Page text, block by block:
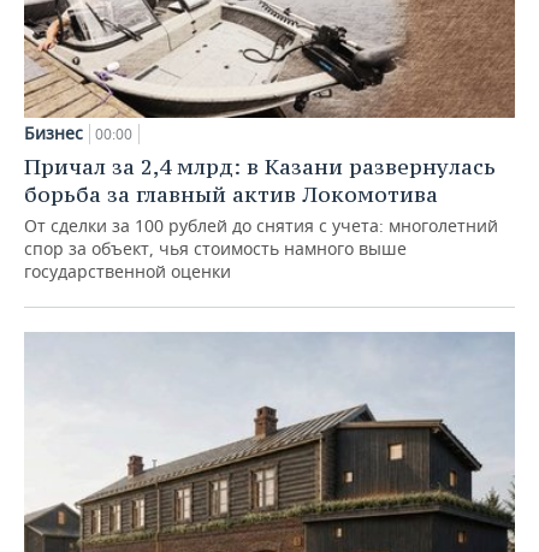
Бизнес 00:00
Причал за 2,4 млрд: в Казани развернулась
борьба за главный актив Локомотива
От сделки за 100 рублей до снятия с учета: многолетний
спор за объект, чья стоимость намного выше
государственной оценки